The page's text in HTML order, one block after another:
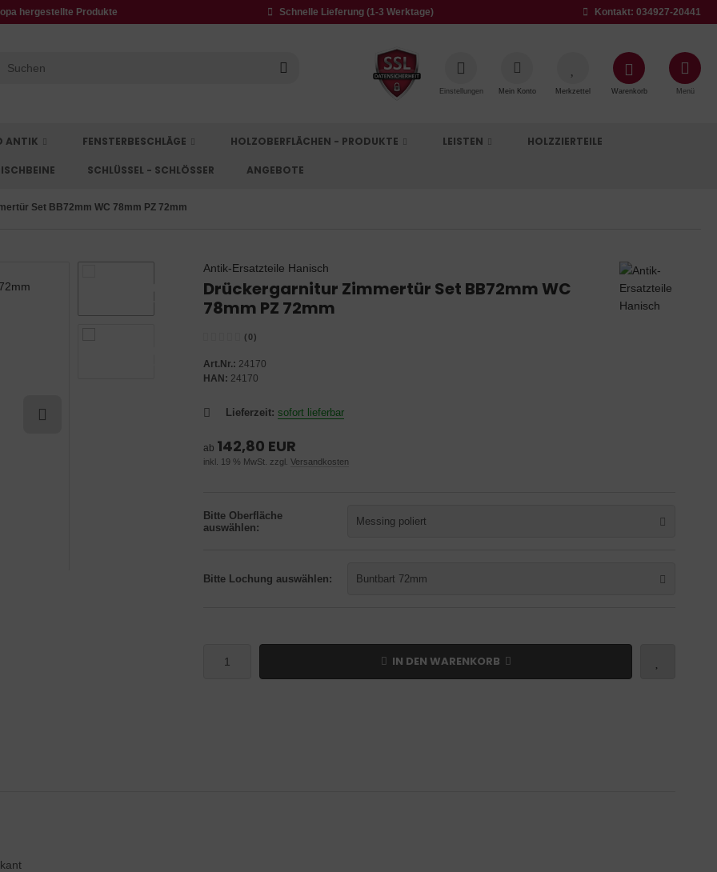
hergestellte Produkte Schnelle Lieferung (1-3 Werktage) Kontakt: 034927-20441
Einstellungen Mein Konto Merkzettel Warenkorb Menü
ANTIK FENSTERBESCHLÄGE HOLZOBERFLÄCHEN - PRODUKTE LEISTEN HOLZZIERTEILE
SCHLÜSSEL - SCHLÖSSER ANGEBOTE
Set BB72mm WC 78mm PZ 72mm
Antik-Ersatzteile Hanisch
Drückergarnitur Zimmertür Set BB72mm WC
78mm PZ 72mm
(0)
Art.Nr.: 24170
HAN: 24170
Lieferzeit: sofort lieferbar
ab 142,80 EUR
inkl. 19 % MwSt. zzgl. Versandkosten
Bitte Oberfläche
auswählen:
Messing poliert
Bitte Lochung auswählen: Buntbart 72mm
IN DEN WARENKORB